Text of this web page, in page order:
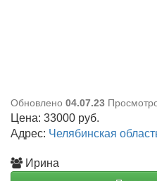
Обновлено 04.07.23
Цена: 33000 руб.
Адрес: Челябинская
Ирина